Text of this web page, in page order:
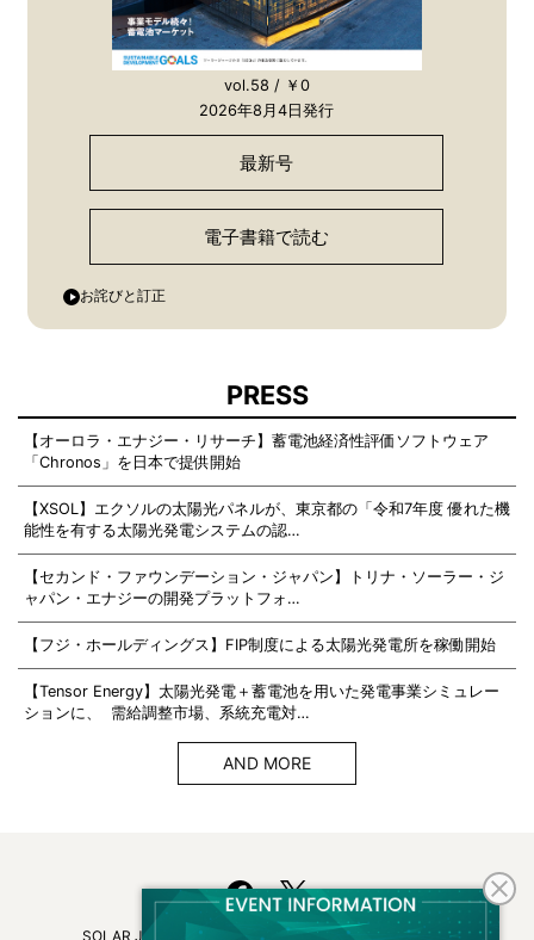
vol.58 / ￥0
2026年8月4日発行
最新号
電子書籍で読む
お詫びと訂正
PRESS
【オーロラ・エナジー・リサーチ】蓄電池経済性評価ソフトウェア
「Chronos」を日本で提供開始
【XSOL】エクソルの太陽光パネルが、東京都の「令和7年度 優れた機
能性を有する太陽光発電システムの認…
【セカンド・ファウンデーション・ジャパン】トリナ・ソーラー・ジ
ャパン・エナジーの開発プラットフォ…
【フジ・ホールディングス】FIP制度による太陽光発電所を稼働開始
【Tensor Energy】太陽光発電＋蓄電池を用いた発電事業シミュレー
ションに、 需給調整市場、系統充電対…
AND MORE
SOLAR JOURNALについて フリーマガジンはこちら